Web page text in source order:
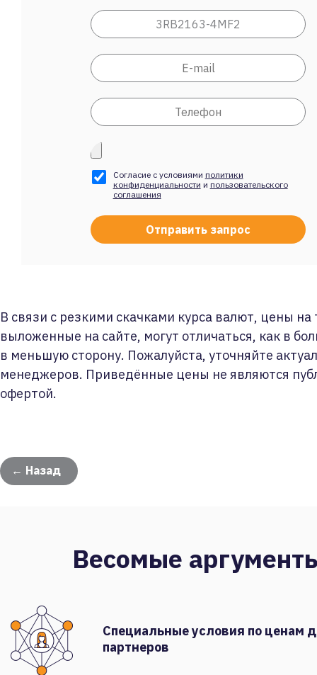
Согласие с условиями политики
конфиденциальности и пользовательского
соглашения
В связи с резкими скачками курса валют, цены на
выложенные на сайте, могут отличаться, как в
в меньшую сторону. Пожалуйста, уточняйте
менеджеров. Приведённые цены не являются
офертой.
← Назад
Весомые
Специальные условия по ценам
партнеров